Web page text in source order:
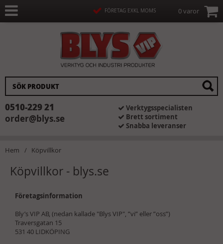
0 varor
FÖRETAG EXKL MOMS
0510-229 21
order@blys.se
Verktygsspecialisten
Brett sortiment
Snabba leveranser
Hem Köpvillkor
Köpvillkor - blys.se
Företagsinformation
Bly’s VIP AB, (nedan kallade "Blys VIP", ”vi” eller ”oss”)
Traversgatan 15
531 40 LIDKÖPING